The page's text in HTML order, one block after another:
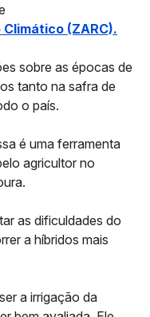
(ZARC).
sobre as épocas de
tanto na safra de
o país.
é uma ferramenta
agricultor no
as dificuldades do
a híbridos mais
a irrigação da